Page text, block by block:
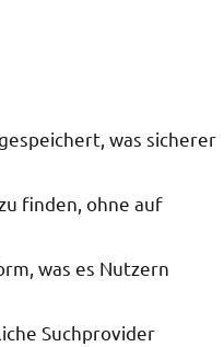
was sicherer
finden, ohne auf
was es Nutzern
Suchprovider